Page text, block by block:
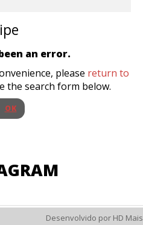
an error.
please return to
the search form below.
Desenvolvido por HD Mais